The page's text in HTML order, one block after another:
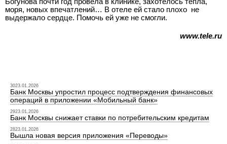
моря, новых впечатлений… В отеле ей стало плохо ­ не
выдержало сердце. Помочь ей уже не смогли.
www.tele.ru
3023.01.2026
Банк Москвы упростил процесс подтверждения финансовых
операций в приложении «Мобильный банк»
2923.01.2026
Банк Москвы снижает ставки по потребительским кредитам
2823.01.2026
Вышла новая версия приложения «Переводы»